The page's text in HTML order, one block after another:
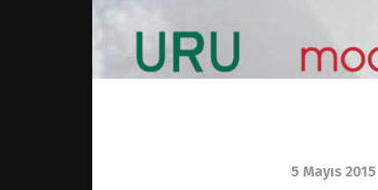
5 Mayıs 2015